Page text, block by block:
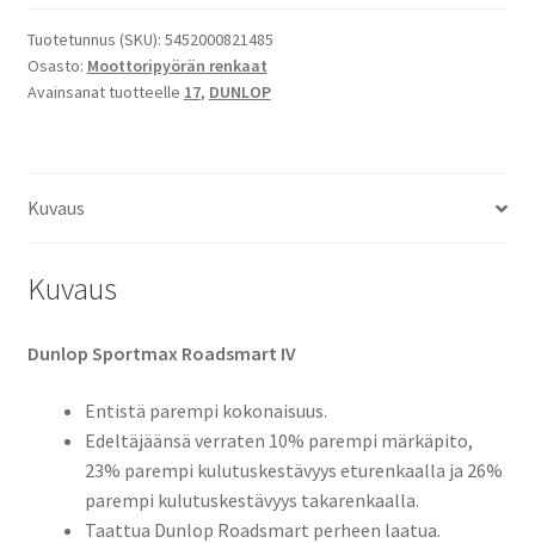
ZR
17
(73W)
Tuotetunnus (SKU): 5452000821485
Osasto: Moottoripyörän renkaat
Avainsanat tuotteelle 17, DUNLOP
Kuvaus
Kuvaus
Dunlop Sportmax Roadsmart IV
Entistä parempi kokonaisuus.
Edeltäjäänsä verraten 10% parempi märkäpito,
23% parempi kulutuskestävyys eturenkaalla ja 26%
parempi kulutuskestävyys takarenkaalla.
Taattua Dunlop Roadsmart perheen laatua.